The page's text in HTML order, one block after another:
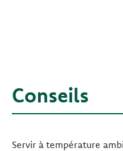
Conseils
Servir à température